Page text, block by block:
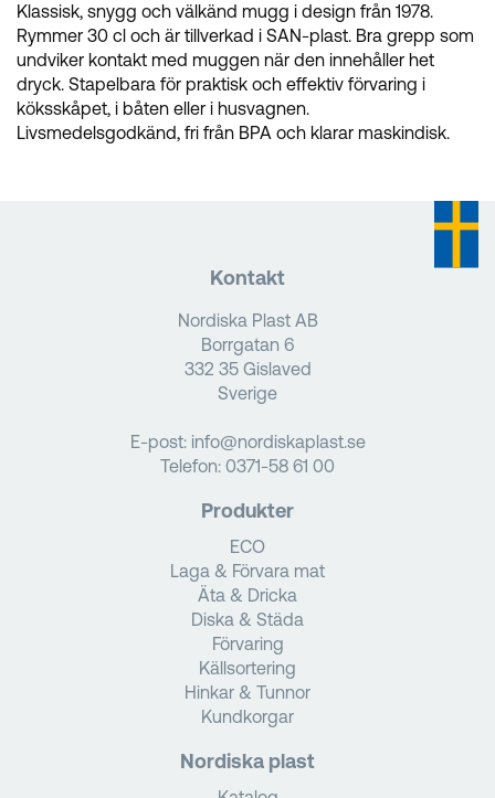
Klassisk, snygg och välkänd mugg i design från 1978.
Rymmer 30 cl och är tillverkad i SAN-plast. Bra grepp som
undviker kontakt med muggen när den innehåller het
dryck. Stapelbara för praktisk och effektiv förvaring i
köksskåpet, i båten eller i husvagnen.
Livsmedelsgodkänd, fri från BPA och klarar maskindisk.
Kontakt
Nordiska Plast AB
Borrgatan 6
332 35 Gislaved
Sverige
E-post: info@nordiskaplast.se
Telefon: 0371-58 61 00
Produkter
ECO
Laga & Förvara mat
Äta & Dricka
Diska & Städa
Förvaring
Källsortering
Hinkar & Tunnor
Kundkorgar
Nordiska plast